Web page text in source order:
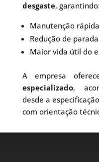
desgaste, garantindo:
Manutenção rápida
Redução de
Maior vida útil do
A empresa
especializado,
desde a
com orientação